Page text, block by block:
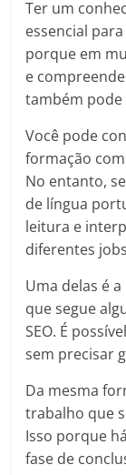
Ter um
essencial
porque em
e
também
Você pode
formação
No entanto,
de língua
leitura e
diferentes
Uma delas é
que segue
SEO. É
sem precisar
Da mesma
trabalho que
Isso porque
fase de